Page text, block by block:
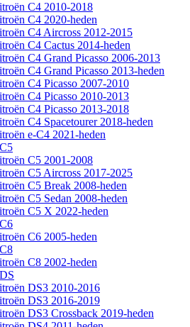
C4 2010-2018
C4 2020-heden
C4 Aircross 2012-2015
C4 Cactus 2014-heden
C4 Grand Picasso 2006-2013
C4 Grand Picasso 2013-heden
C4 Picasso 2007-2010
C4 Picasso 2010-2013
C4 Picasso 2013-2018
C4 Spacetourer 2018-heden
e-C4 2021-heden
C5 2001-2008
C5 Aircross 2017-2025
C5 Break 2008-heden
C5 Sedan 2008-heden
C5 X 2022-heden
C6 2005-heden
C8 2002-heden
DS3 2010-2016
DS3 2016-2019
DS3 Crossback 2019-heden